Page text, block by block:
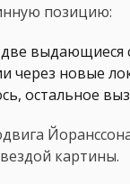
позицию:
через новые
остальное
картины.